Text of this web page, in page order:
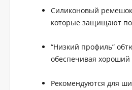
Силиконовый
которые защищают
“Низкий профиль”
обеспечивая хороший
Рекомендуются для